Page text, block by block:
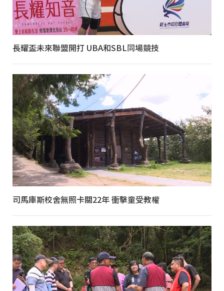
長耀盃未來聯盟開打 UBA和SBL同場競技
司馬庫斯校舍無照卡關22年 衝擊童受教權